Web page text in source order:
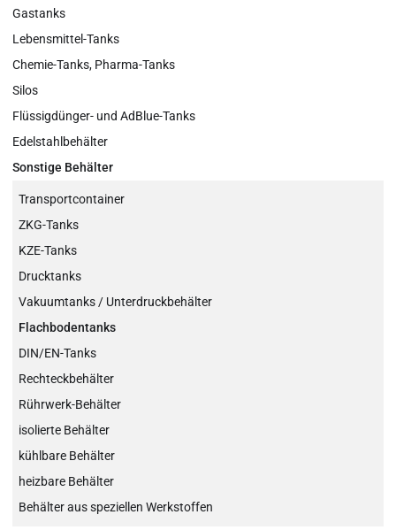
Gastanks
Lebensmittel-Tanks
Chemie-Tanks, Pharma-Tanks
Silos
Flüssigdünger- und AdBlue-Tanks
Edelstahlbehälter
Sonstige Behälter
Transportcontainer
ZKG-Tanks
KZE-Tanks
Drucktanks
Vakuumtanks / Unterdruckbehälter
Flachbodentanks
DIN/EN-Tanks
Rechteckbehälter
Rührwerk-Behälter
isolierte Behälter
kühlbare Behälter
heizbare Behälter
Behälter aus speziellen Werkstoffen